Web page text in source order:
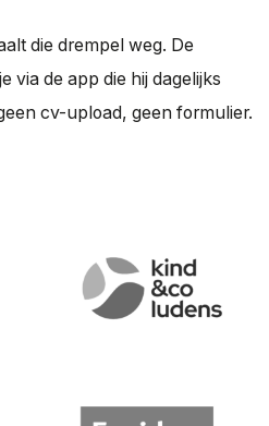
die drempel weg. De
via de app die hij dagelijks
cv-upload, geen formulier.